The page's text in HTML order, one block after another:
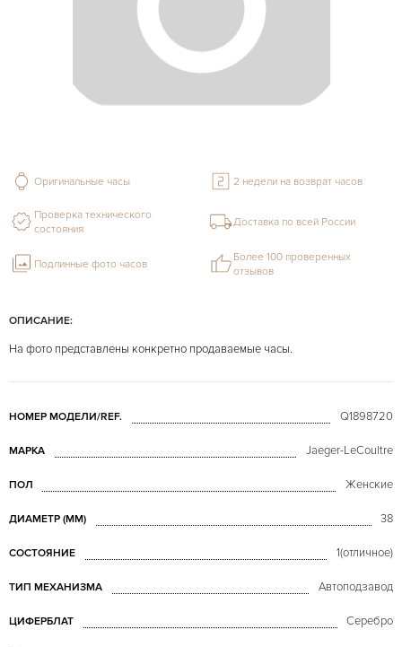
ОПИСАНИЕ:
На фото представлены конкретно продаваемые часы.
НОМЕР МОДЕЛИ/REF. Q1898720
МАРКА Jaeger-LeCoultre
ПОЛ Женские
ДИАМЕТР (MM) 38
СОСТОЯНИЕ 1(отличное)
ТИП МЕХАНИЗМА Автоподзавод
ЦИФЕРБЛАТ Серебро
Оригинальные часы 2 недели на возврат часов
Проверка технического
состояния
Доставка по всей России
Подлинные фото часов
Более 100 проверенных
отзывов